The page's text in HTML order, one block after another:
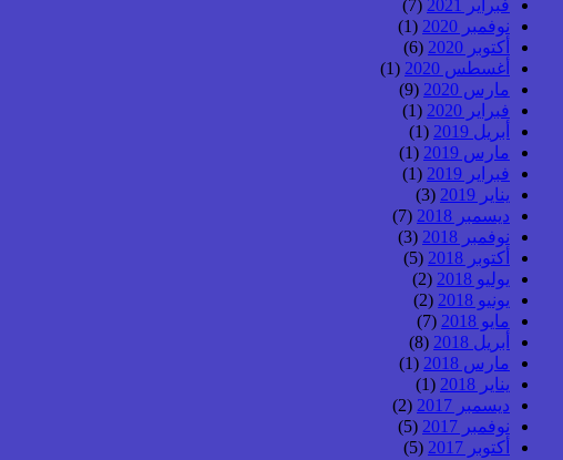
فبراير 2021
(7)
نوفمبر 2020
(1)
أكتوبر 2020
(6)
أغسطس 2020
(1)
مارس 2020
(9)
فبراير 2020
(1)
أبريل 2019
(1)
مارس 2019
(1)
فبراير 2019
(1)
يناير 2019
(3)
ديسمبر 2018
(7)
نوفمبر 2018
(3)
أكتوبر 2018
(5)
يوليو 2018
(2)
يونيو 2018
(2)
مايو 2018
(7)
أبريل 2018
(8)
مارس 2018
(1)
يناير 2018
(1)
ديسمبر 2017
(2)
نوفمبر 2017
(5)
أكتوبر 2017
(5)